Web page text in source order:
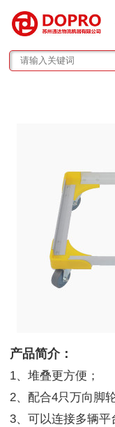
产品简介：
1、堆叠更方便；
2、配合4只万向脚
3、可以连接多辆平